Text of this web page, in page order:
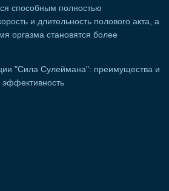
способным полностью
и длительность полового акта, а
оргазма становятся более